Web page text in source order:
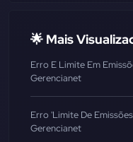
🌟 Mais
Erro E Limite Em
Gerencianet
Erro 'Limite De
Gerencianet